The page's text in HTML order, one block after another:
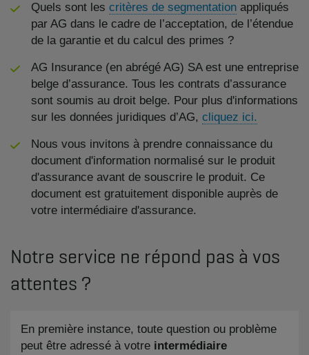
Quels sont les critères de segmentation appliqués
par AG dans le cadre de l’acceptation, de l’étendue
de la garantie et du calcul des primes ?
AG Insurance (en abrégé AG) SA est une entreprise
belge d’assurance. Tous les contrats d’assurance
sont soumis au droit belge. Pour plus d'informations
sur les données juridiques d’AG, cliquez ici.
Nous vous invitons à prendre connaissance du
document d'information normalisé sur le produit
d'assurance avant de souscrire le produit. Ce
document est gratuitement disponible auprès de
votre intermédiaire d'assurance.
Notre service ne répond pas à vos
attentes ?
En première instance, toute question ou problème
peut être adressé à votre intermédiaire